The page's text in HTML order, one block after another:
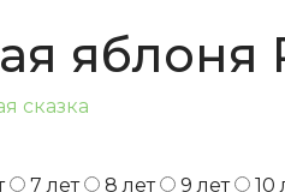
яблоня
7 лет 8 лет 9 лет 10